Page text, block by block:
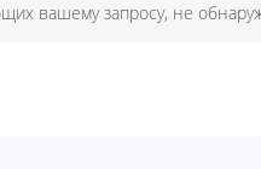
вашему запросу, не